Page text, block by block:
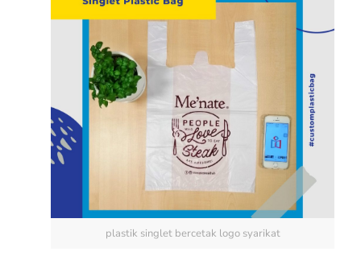
plastik singlet bercetak logo syarikat